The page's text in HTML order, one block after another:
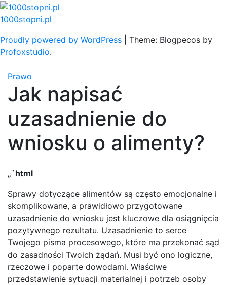
Skip
to
1000stopni.pl
Proudly powered by WordPress
Theme: Blogpecos by
Profoxstudio.
Prawo
Jak napisać
uzasadnienie do
wniosku o alimenty?
„`html
Sprawy dotyczące alimentów są często emocjonalne i
skomplikowane, a prawidłowo przygotowane
uzasadnienie do wniosku jest kluczowe dla osiągnięcia
pozytywnego rezultatu. Uzasadnienie to serce
Twojego pisma procesowego, które ma przekonać sąd
do zasadności Twoich żądań. Musi być ono logiczne,
rzeczowe i poparte dowodami. Właściwe
przedstawienie sytuacji materialnej i potrzeb osoby